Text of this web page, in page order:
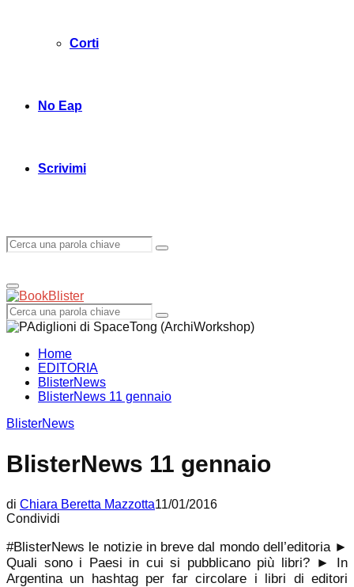
Corti
No Eap
Scrivimi
Search
for:
Search
Primary
Menu
Search
for:
Search
Home
EDITORIA
BlisterNews
BlisterNews 11 gennaio
BlisterNews
BlisterNews 11 gennaio
di Chiara Beretta Mazzotta11/01/2016
Condividi
#BlisterNews le notizie in breve dal mondo dell’editoria ►
Quali sono i Paesi in cui si pubblicano più libri? ► In
Argentina un hashtag per far circolare i libri di editori